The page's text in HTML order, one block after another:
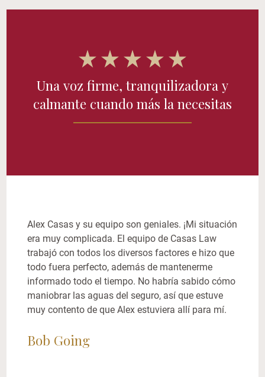
Una voz firme, tranquilizadora y
calmante cuando más la necesitas
Alex Casas y su equipo son geniales. ¡Mi situación
era muy complicada. El equipo de Casas Law
trabajó con todos los diversos factores e hizo que
todo fuera perfecto, además de mantenerme
informado todo el tiempo. No habría sabido cómo
maniobrar las aguas del seguro, así que estuve
muy contento de que Alex estuviera allí para mí.
Bob Going